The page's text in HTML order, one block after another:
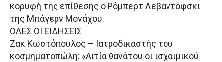
κορυφή της επίθεσης ο Ρόμπερτ Λεβαντόφσκι
της Μπάγερν Μονάχου.
ΟΛΕΣ ΟΙ ΕΙΔΗΣΕΙΣ
Ζακ Κωστόπουλος – Ιατροδικαστής του
κοσμηματοπώλη: «Αιτία θανάτου οι ισχαιμικού